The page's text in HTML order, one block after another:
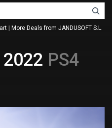
More Deals from JANDUSOFT S.L.
PS4